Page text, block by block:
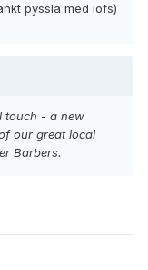
pyssla med iofs)
touch - a new
our great local
Barbers.